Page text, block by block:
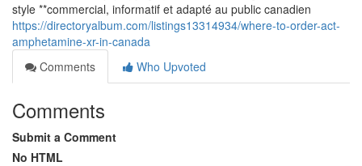
style **commercial, informatif et adapté au public canadien
https://directoryalbum.com/listings13314934/where-to-order-act-
amphetamine-xr-in-canada
Comments
Who Upvoted
Comments
Submit a Comment
No HTML